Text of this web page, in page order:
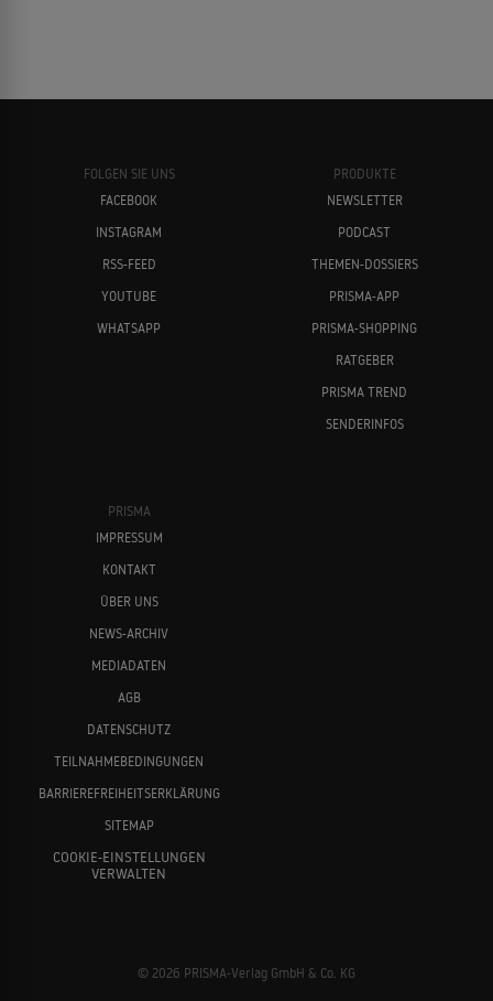
FOLGEN SIE UNS
FACEBOOK
INSTAGRAM
RSS-FEED
YOUTUBE
WHATSAPP
PRODUKTE
NEWSLETTER
PODCAST
THEMEN-DOSSIERS
PRISMA-APP
PRISMA-SHOPPING
RATGEBER
PRISMA TREND
SENDERINFOS
PRISMA
IMPRESSUM
KONTAKT
ÜBER UNS
NEWS-ARCHIV
MEDIADATEN
AGB
DATENSCHUTZ
TEILNAHMEBEDINGUNGEN
BARRIEREFREIHEITSERKLÄRUNG
SITEMAP
COOKIE-EINSTELLUNGEN
VERWALTEN
© 2026 PRISMA-Verlag GmbH & Co. KG